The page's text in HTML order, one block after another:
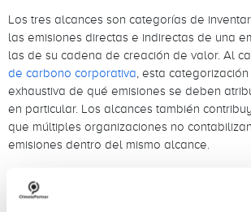
Los tres alcances son categorías de
las emisiones directas e indirectas de una
las de su cadena de creación de valor. Al
de carbono corporativa, esta
exhaustiva de qué emisiones se deben
en particular. Los alcances también
que múltiples organizaciones no
emisiones dentro del mismo alcance.